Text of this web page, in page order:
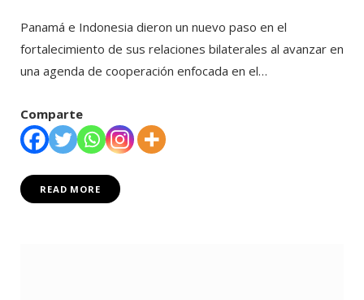
Panamá e Indonesia dieron un nuevo paso en el
fortalecimiento de sus relaciones bilaterales al avanzar en
una agenda de cooperación enfocada en el…
Comparte
READ MORE